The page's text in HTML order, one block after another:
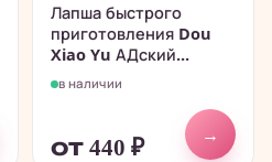
Лапша быстрого
приготовления Dou
Xiao Yu АДский...
в наличии
от 440 ₽
→